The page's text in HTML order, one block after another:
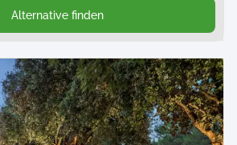
Alternative finden